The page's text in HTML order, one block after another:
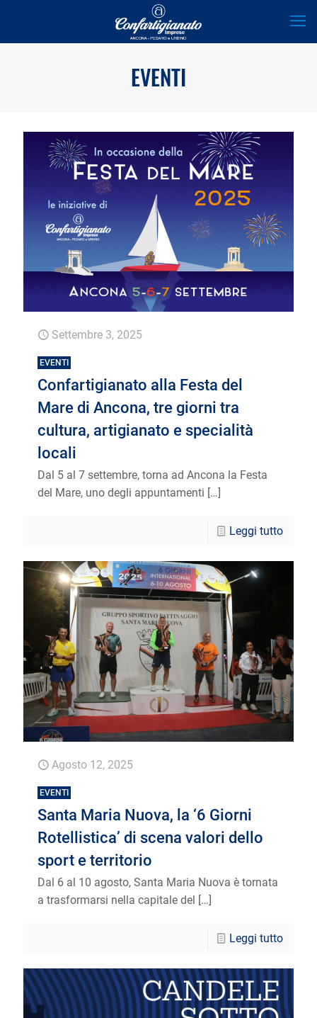
EVENTI
Settembre 3, 2025
EVENTI
Confartigianato alla Festa del
Mare di Ancona, tre giorni tra
cultura, artigianato e specialità
locali
Dal 5 al 7 settembre, torna ad Ancona la Festa
del Mare, uno degli appuntamenti […]
Leggi tutto
Agosto 12, 2025
EVENTI
Santa Maria Nuova, la ‘6 Giorni
Rotellistica’ di scena valori dello
sport e territorio
Dal 6 al 10 agosto, Santa Maria Nuova è tornata
a trasformarsi nella capitale del […]
Leggi tutto